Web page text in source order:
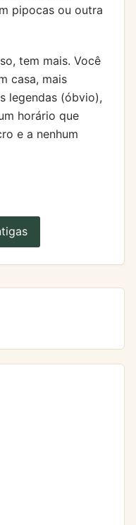
pipocas ou outra
tem mais. Você
casa, mais
legendas (óbvio),
horário que
e a nenhum